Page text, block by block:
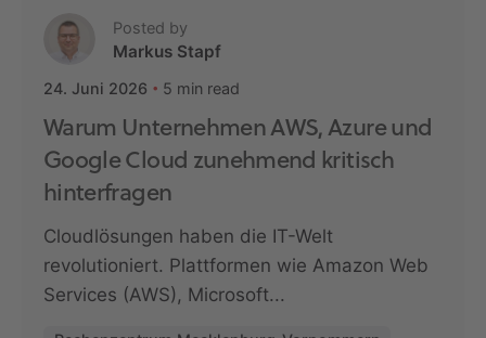
Posted by
Markus Stapf
24. Juni 2026 5 min read
Warum Unternehmen AWS, Azure und
Google Cloud zunehmend kritisch
hinterfragen
Cloudlösungen haben die IT-Welt
revolutioniert. Plattformen wie Amazon Web
Services (AWS), Microsoft...